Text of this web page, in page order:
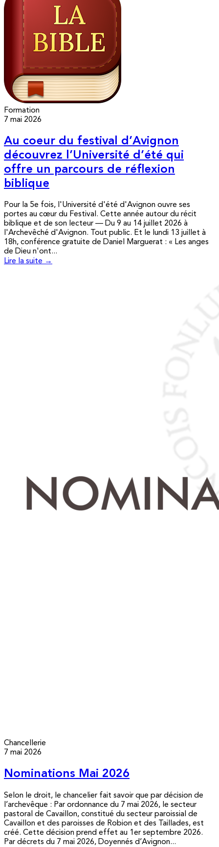
Formation
7 mai 2026
Au coeur du festival d’Avignon
découvrez l’Université d’été qui
offre un parcours de réflexion
biblique
Pour la 5e fois, l'Université d'été d'Avignon ouvre ses
portes au cœur du Festival. Cette année autour du récit
biblique et de son lecteur — Du 9 au 14 juillet 2026 à
l'Archevêché d'Avignon. Tout public. Et le lundi 13 juillet à
18h, conférence gratuite de Daniel Marguerat : « Les anges
de Dieu n'ont...
Lire la suite →
Chancellerie
7 mai 2026
Nominations Mai 2026
Selon le droit, le chancelier fait savoir que par décision de
l’archevêque : Par ordonnance du 7 mai 2026, le secteur
pastoral de Cavaillon, constitué du secteur paroissial de
Cavaillon et des paroisses de Robion et des Taillades, est
créé. Cette décision prend effet au 1er septembre 2026.
Par décrets du 7 mai 2026, Doyennés d’Avignon...